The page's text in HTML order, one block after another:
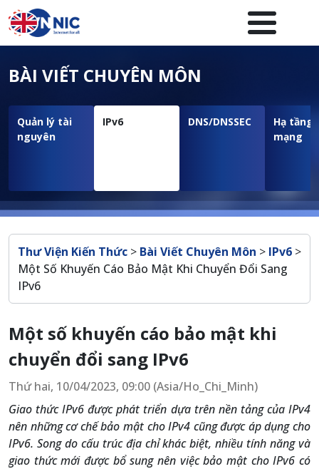
Nhảy đến nội dung
Menuheader của website
BÀI VIẾT CHUYÊN MÔN
Quản lý tài
nguyên
IPv6 DNS/DNSSEC
Hạ tầng
mạng
Breadcrumb
Thư Viện Kiến Thức > Bài Viết Chuyên Môn > IPv6 >
Một Số Khuyến Cáo Bảo Mật Khi Chuyển Đổi Sang
IPv6
Một số khuyến cáo bảo mật khi
chuyển đổi sang IPv6
Thứ hai, 10/04/2023, 09:00 (Asia/Ho_Chi_Minh)
Giao thức IPv6 được phát triển dựa trên nền tảng của IPv4
nên những cơ chế bảo mật cho IPv4 cũng được áp dụng cho
IPv6. Song do cấu trúc địa chỉ khác biệt, nhiều tính năng và
giao thức mới được bổ sung nên việc bảo mật cho IPv6 có